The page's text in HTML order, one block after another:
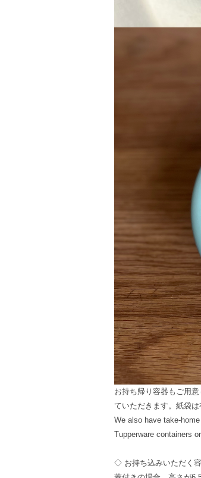
お持ち帰り容器もご用
ていただきます。紙袋
We also have take-
Tupperware containers
◇ お持ち込みいただく